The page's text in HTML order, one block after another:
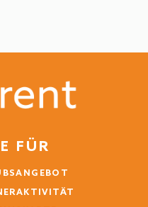
FÜR